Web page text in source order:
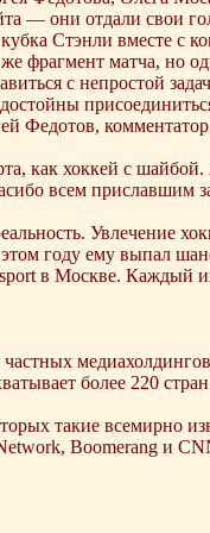
— они отдали свои
Стэнли вместе с
фрагмент матча, но
с непростой
Федотов,
как хоккей с
всем приславшим
Увлечение
году ему выпал
в Москве. Каждый
более 220
такие всемирно
Boomerang и